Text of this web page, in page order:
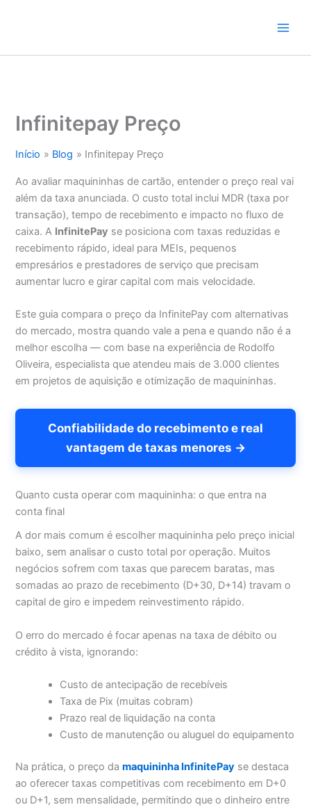
conteúdo
Infinitepay Preço
Início Blog Infinitepay Preço
Ao avaliar maquininhas de cartão, entender o preço real vai
além da taxa anunciada. O custo total inclui MDR (taxa por
transação), tempo de recebimento e impacto no fluxo de
caixa. A InfinitePay se posiciona com taxas reduzidas e
recebimento rápido, ideal para MEIs, pequenos
empresários e prestadores de serviço que precisam
aumentar lucro e girar capital com mais velocidade.
Este guia compara o preço da InfinitePay com alternativas
do mercado, mostra quando vale a pena e quando não é a
melhor escolha — com base na experiência de Rodolfo
Oliveira, especialista que atendeu mais de 3.000 clientes
em projetos de aquisição e otimização de maquininhas.
Confiabilidade do recebimento e real
vantagem de taxas menores →
Quanto custa operar com maquininha: o que entra na
conta final
A dor mais comum é escolher maquininha pelo preço inicial
baixo, sem analisar o custo total por operação. Muitos
negócios sofrem com taxas que parecem baratas, mas
somadas ao prazo de recebimento (D+30, D+14) travam o
capital de giro e impedem reinvestimento rápido.
O erro do mercado é focar apenas na taxa de débito ou
crédito à vista, ignorando:
Custo de antecipação de recebíveis
Taxa de Pix (muitas cobram)
Prazo real de liquidação na conta
Custo de manutenção ou aluguel do equipamento
Na prática, o preço damaquininha InfinitePay se destaca
ao oferecer taxas competitivas com recebimento em D+0
ou D+1, sem mensalidade, permitindo que o dinheiro entre